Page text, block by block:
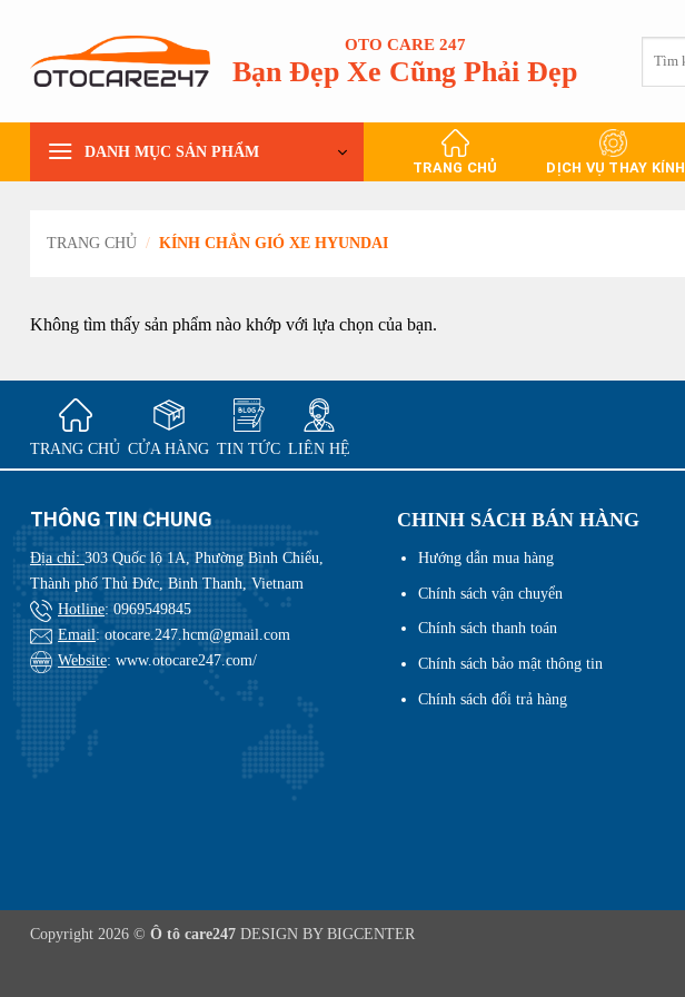
OTO CARE 247
Bạn Đẹp Xe Cũng Phải Đẹp
kiếm:
DANH MỤC SẢN PHẨM
TRANG CHỦ DỊCH VỤ THAY KÍNH
TRANG CHỦ / KÍNH CHẮN GIÓ XE HYUNDAI
Không tìm thấy sản phẩm nào khớp với lựa chọn của bạn.
TRANG CHỦ CỬA HÀNG TIN TỨC LIÊN HỆ
THÔNG TIN CHUNG
Địa chỉ: 303 Quốc lộ 1A, Phường Bình Chiểu,
Thành phố Thủ Đức, Binh Thanh, Vietnam
Hotline: 0969549845
Email: otocare.247.hcm@gmail.com
Website: www.otocare247.com/
CHINH SÁCH BÁN HÀNG
Hướng dẫn mua hàng
Chính sách vận chuyển
Chính sách thanh toán
Chính sách bảo mật thông tin
Chính sách đổi trả hàng
Copyright 2026 © Ô tô care247 DESIGN BY BIGCENTER